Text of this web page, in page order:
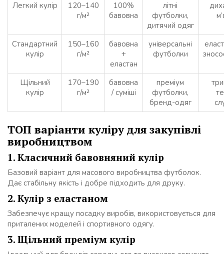
Легкий кулір
120–140
г/м²
100%
бавовна
літні
футболки,
дитячий одяг
Стандартний
кулір
150–160
г/м²
бавовна
+
еластан
універсальні
футболки
Щільний
кулір
170–190
г/м²
бавовна
/ суміші
преміум
футболки,
бренд-одяг
ТОП варіанти куліру для закупівлі
виробництвом
1. Класичний бавовняний кулір
Базовий варіант для масового виробництва футболок.
Дає стабільну якість і добре підходить для друку.
2. Кулір з еластаном
Забезпечує кращу посадку виробів, використовується для
приталених моделей і спортивного одягу.
3. Щільний преміум кулір